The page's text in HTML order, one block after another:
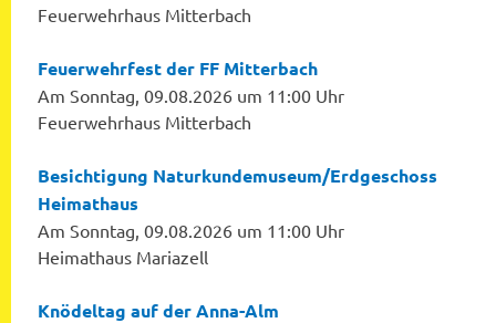
Feuerwehrhaus Mitterbach
Feuerwehrfest der FF Mitterbach
Am Sonntag, 09.08.2026 um 11:00 Uhr
Feuerwehrhaus Mitterbach
Besichtigung Naturkundemuseum/Erdgeschoss
Heimathaus
Am Sonntag, 09.08.2026 um 11:00 Uhr
Heimathaus Mariazell
Knödeltag auf der Anna-Alm